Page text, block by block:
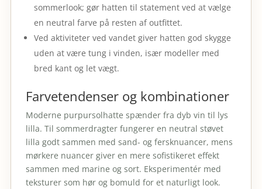
sommerlook; gør hatten til statement ved at vælge
en neutral farve på resten af outfittet.
Ved aktiviteter ved vandet giver hatten god skygge
uden at være tung i vinden, især modeller med
bred kant og let vægt.
Farvetendenser og kombinationer
Moderne purpursolhatte spænder fra dyb vin til lys
lilla. Til sommerdragter fungerer en neutral støvet
lilla godt sammen med sand- og fersknuancer, mens
mørkere nuancer giver en mere sofistikeret effekt
sammen med marine og sort. Eksperimentér med
teksturer som hør og bomuld for et naturligt look.